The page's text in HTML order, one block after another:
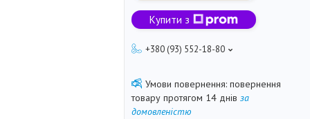
Купити з
+380 (93) 552-18-80
повернення
товару протягом 14 днів за
домовленістю